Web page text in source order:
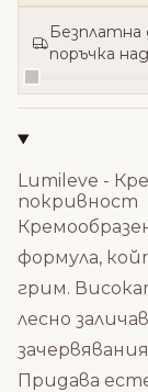
поръчка над
Lumileve -
покривност
формула,
грим.
лесно
Придава